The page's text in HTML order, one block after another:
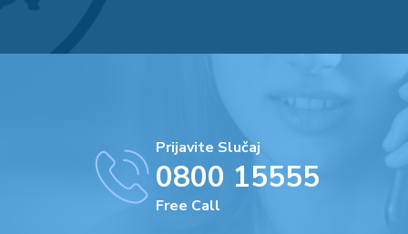
Prijavite Slučaj
0800 15555
Free Call